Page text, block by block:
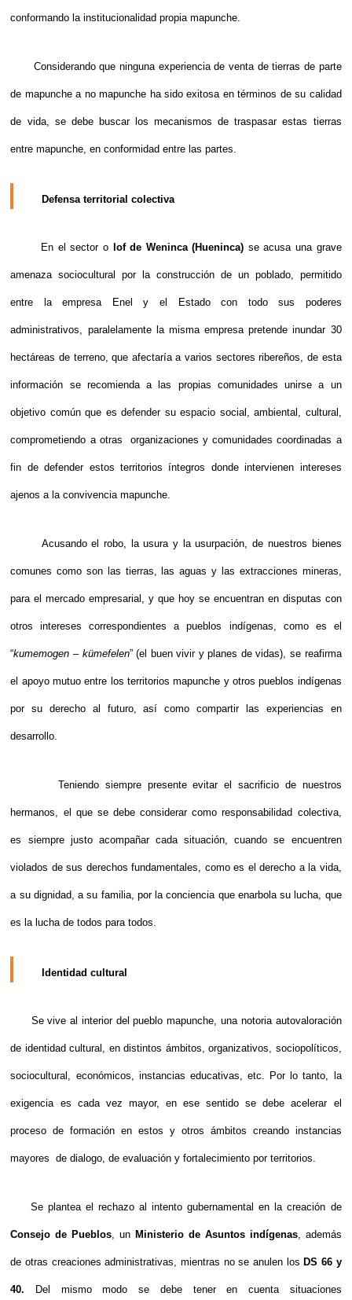
conformando la institucionalidad propia mapunche.
Considerando que ninguna experiencia de venta de tierras de parte
de mapunche a no mapunche ha sido exitosa en términos de su calidad
de vida, se debe buscar los mecanismos de traspasar estas tierras
entre mapunche, en conformidad entre las partes.
Defensa territorial colectiva
En el sector o lof de Weninca (Hueninca) se acusa una grave
amenaza sociocultural por la construcción de un poblado, permitido
entre la empresa Enel y el Estado con todo sus poderes
administrativos, paralelamente la misma empresa pretende inundar 30
hectáreas de terreno, que afectaría a varios sectores ribereños, de esta
información se recomienda a las propias comunidades unirse a un
objetivo común que es defender su espacio social, ambiental, cultural,
comprometiendo a otras organizaciones y comunidades coordinadas a
fin de defender estos territorios íntegros donde intervienen intereses
ajenos a la convivencia mapunche.
Acusando el robo, la usura y la usurpación, de nuestros bienes
comunes como son las tierras, las aguas y las extracciones mineras,
para el mercado empresarial, y que hoy se encuentran en disputas con
otros intereses correspondientes a pueblos indígenas, como es el
“kumemogen – kümefelen” (el buen vivir y planes de vidas), se reafirma
el apoyo mutuo entre los territorios mapunche y otros pueblos indígenas
por su derecho al futuro, así como compartir las experiencias en
desarrollo.
Teniendo siempre presente evitar el sacrificio de nuestros
hermanos, el que se debe considerar como responsabilidad colectiva,
es siempre justo acompañar cada situación, cuando se encuentren
violados de sus derechos fundamentales, como es el derecho a la vida,
a su dignidad, a su familia, por la conciencia que enarbola su lucha, que
es la lucha de todos para todos.
Identidad cultural
Se vive al interior del pueblo mapunche, una notoria autovaloración
de identidad cultural, en distintos ámbitos, organizativos, sociopolíticos,
sociocultural, económicos, instancias educativas, etc. Por lo tanto, la
exigencia es cada vez mayor, en ese sentido se debe acelerar el
proceso de formación en estos y otros ámbitos creando instancias
mayores de dialogo, de evaluación y fortalecimiento por territorios.
Se plantea el rechazo al intento gubernamental en la creación de
Consejo de Pueblos, un Ministerio de Asuntos indígenas, además
de otras creaciones administrativas, mientras no se anulen los DS 66 y
40. Del mismo modo se debe tener en cuenta situaciones